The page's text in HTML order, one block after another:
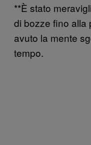
**È stato
di bozze fino alla
avuto la mente
tempo.